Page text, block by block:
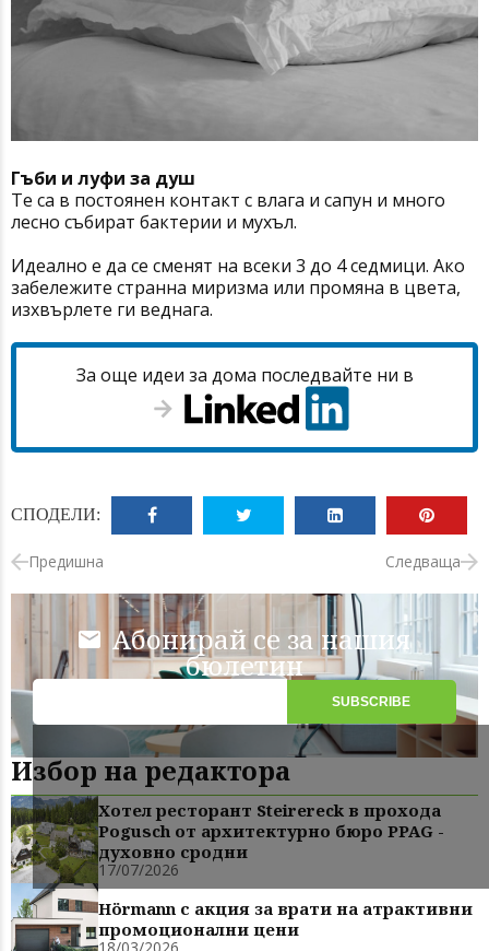
Гъби и луфи за душ
Те са в постоянен контакт с влага и сапун и много
лесно събират бактерии и мухъл.
Идеално е да се сменят на всеки 3 до 4 седмици. Ако
забележите странна миризма или промяна в цвета,
изхвърлете ги веднага.
За още идеи за дома последвайте ни в
СПОДЕЛИ:
Предишна Следваща
Абонирай се за нашия
бюлетин
Избор на редактора
Хотел ресторант Steirereck в прохода
Pogusch от архитектурно бюро PPAG -
духовно сродни
17/07/2026
Hörmann с акция за врати на атрактивни
промоционални цени
18/03/2026